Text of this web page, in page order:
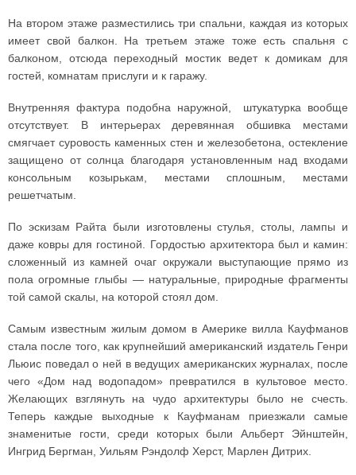
На втором этаже разместились три спальни, каждая из которых
имеет свой балкон. На третьем этаже тоже есть спальня с
балконом, отсюда переходный мостик ведет к домикам для
гостей, комнатам прислуги и к гаражу.
Внутренняя фактура подобна наружной, штукатурка вообще
отсутствует. В интерьерах деревянная обшивка местами
смягчает суровость каменных стен и железобетона, остекление
защищено от солнца благодаря установленным над входами
консольным козырькам, местами сплошным, местами
решетчатым.
По эскизам Райта были изготовлены стулья, столы, лампы и
даже ковры для гостиной. Гордостью архитектора был и камин:
сложенный из камней очаг окружали выступающие прямо из
пола огромные глыбы — натуральные, природные фрагменты
той самой скалы, на которой стоял дом.
Самым известным жилым домом в Америке вилла Кауфманов
стала после того, как крупнейший американский издатель Генри
Льюис поведал о ней в ведущих американских журналах, после
чего «Дом над водопадом» превратился в культовое место.
Желающих взглянуть на чудо архитектуры было не счесть.
Теперь каждые выходные к Кауфманам приезжали самые
знаменитые гости, среди которых были Альберт Эйнштейн,
Ингрид Бергман, Уильям Рэндолф Херст, Марлен Дитрих.